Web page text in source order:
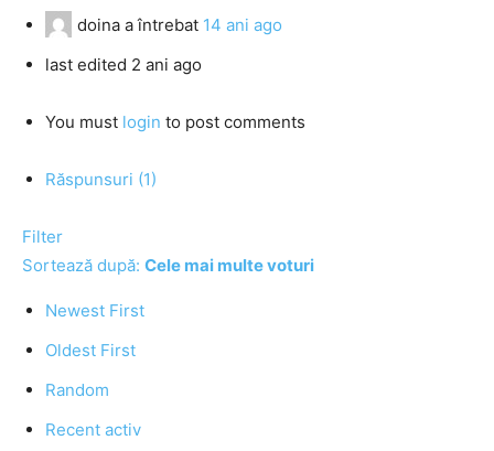
doina a întrebat 14 ani ago
last edited 2 ani ago
You must login to post comments
Răspunsuri (1)
Filter
Sortează după: Cele mai multe voturi
Newest First
Oldest First
Random
Recent activ